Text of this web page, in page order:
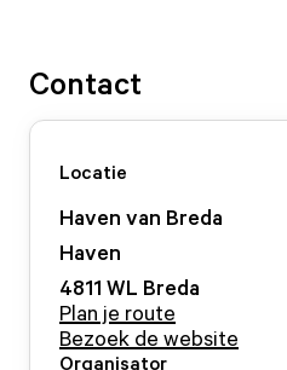
Contact
Locatie
Haven van Breda
Haven
4811 WL Breda
Plan je route
Bezoek de website
Organisator